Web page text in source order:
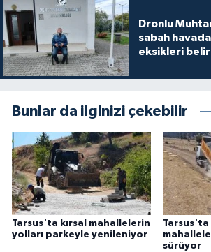
Dronlu
sabah
eksikleri
Bunlar da ilginizi çekebilir
Tarsus'ta kırsal mahallelerin
yolları parkeyle yenileniyor
Tarsus'ta
sürüyor